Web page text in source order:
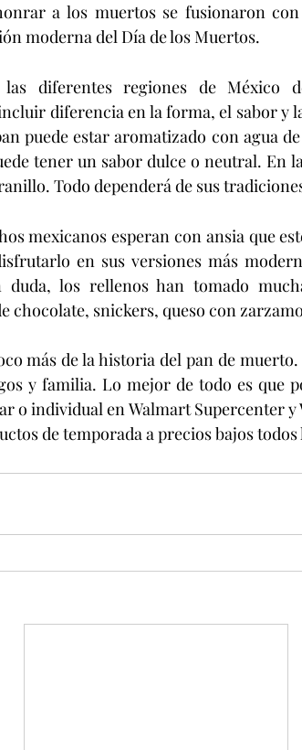
a los muertos se fusionaron
moderna del Día de los Muertos.
las diferentes regiones de México
diferencia en la forma, el sabor y
puede estar aromatizado con agua
tener un sabor dulce o neutral. En
Todo dependerá de sus
mexicanos esperan con ansia que
en sus versiones más
duda, los rellenos han tomado
chocolate, snickers, queso con
más de la historia del pan de
y familia. Lo mejor de todo es que
o individual en Walmart Supercenter y
de temporada a precios bajos todos